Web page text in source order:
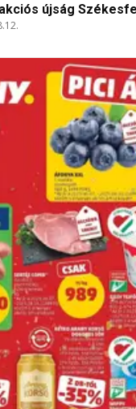
újság